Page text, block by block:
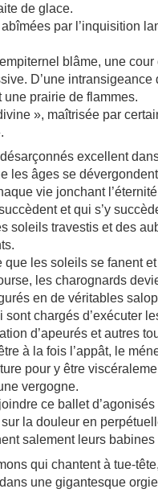
de glace.
par l’inquisition
blâme, une
D’une intransigeance
une prairie de flammes.
», maîtrisée par
excellent
les âges se
vie jonchant
et qui s’y
soleils travestis et des
que les soleils se fanent
les charognards
en de véritables
sont chargés d’exécuter
d’apeurés et autres
à la fois l’appât, le
pour y être
vergogne.
ce ballet
la douleur en
salement leurs babines
qui chantent à tue-
une gigantesque